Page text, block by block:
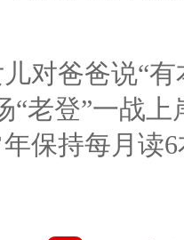
对爸爸说“
“老登”一战上
保持每月读